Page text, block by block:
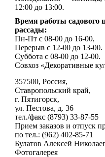
12:00 до 13:00.
Время работы садового
рассады:
Пн-Пт с 08-00 до 16-00,
Перерыв с 12-00 до 13-00.
Суббота с 08-00 до 12-00.
Совхоз «Декоративные
357500, Россия,
Ставропольский край,
г. Пятигорск,
ул. Пестова, д. 36
тел./факс (8793) 33-87-55
Прием заказов и отпуск
по тел.: (962) 402-85-71
Булатов Алексей
Фотогалерея